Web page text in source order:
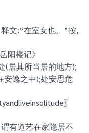
文:“在室女也。”按,
阳楼记》
(居其所当居的地方);
安逸之中);处安思危
〗
有道艺在家隐居不